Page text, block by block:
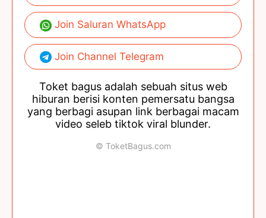
Join Saluran WhatsApp
Join Channel Telegram
Toket bagus adalah sebuah situs web
hiburan berisi konten pemersatu bangsa
yang berbagi asupan link berbagai macam
video seleb tiktok viral blunder.
© ToketBagus.com